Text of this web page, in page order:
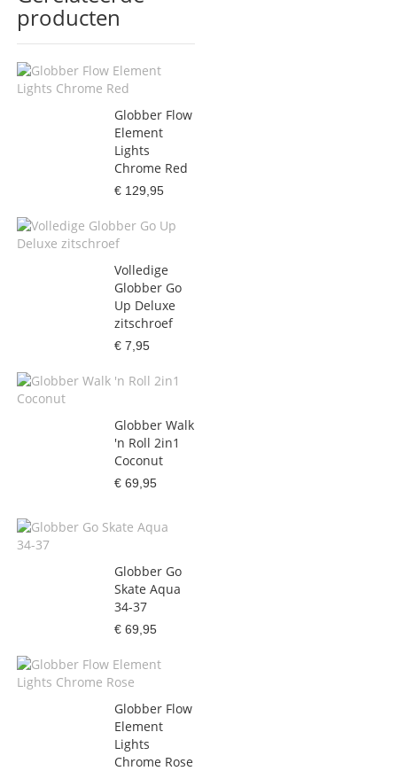
producten
Globber Flow
Element
Lights
Chrome Red
€ 129,95
Volledige
Globber Go
Up Deluxe
zitschroef
€ 7,95
Globber Walk
'n Roll 2in1
Coconut
€ 69,95
Globber Go
Skate Aqua
34-37
€ 69,95
Globber Flow
Element
Lights
Chrome Rose